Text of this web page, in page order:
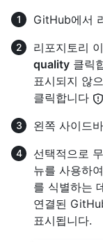
GitHub에서
리포지토리
quality 클릭
표시되지 않
클릭합니다
왼쪽 사이드
선택적으로
뉴를 사용하
를 식별하는
연결된
표시됩니다.